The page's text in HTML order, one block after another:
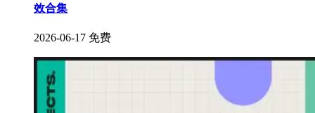
效合集
2026-06-17 免费